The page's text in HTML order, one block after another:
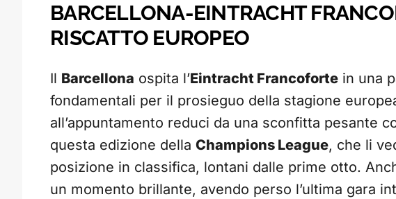
BARCELLONA-EINTRACHT
RISCATTO EUROPEO
Il Barcellona ospita l’Eintracht Francoforte in una
fondamentali per il prosieguo della stagione
all’appuntamento reduci da una sconfitta pesante
questa edizione della Champions League, che li
posizione in classifica, lontani dalle prime otto.
un momento brillante, avendo perso l’ultima gara